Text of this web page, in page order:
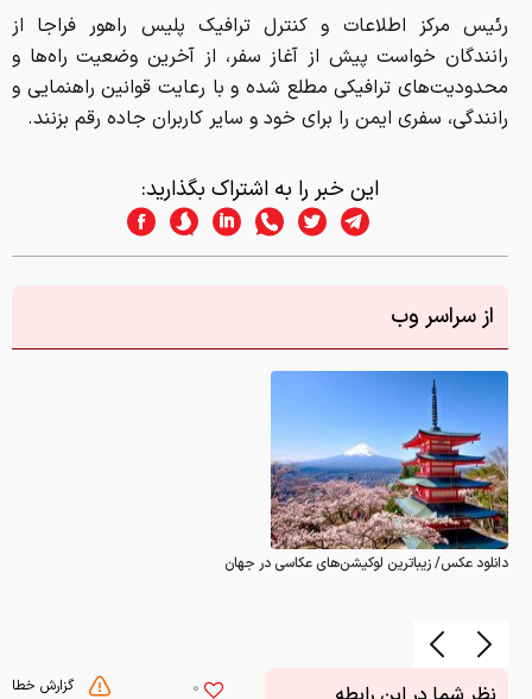
رئیس مرکز اطلاعات و کنترل ترافیک پلیس راهور فراجا از
رانندگان خواست پیش از آغاز سفر، از آخرین وضعیت راه‌ها و
محدودیت‌های ترافیکی مطلع شده و با رعایت قوانین راهنمایی و
رانندگی، سفری ایمن را برای خود و سایر کاربران جاده رقم بزنند.
این خبر را به اشتراک بگذارید:
از سراسر وب
دانلود عکس/ زیباترین لوکیشن‌های عکاسی در جهان
گزارش خطا 0